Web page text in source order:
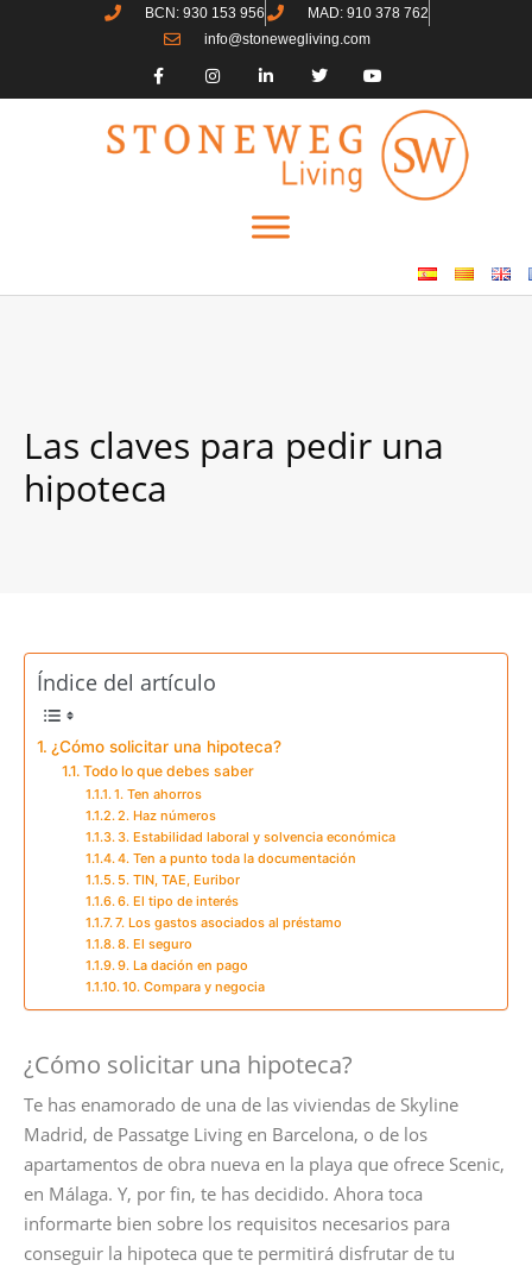
BCN: 930 153 956
MAD: 910 378 762
info@stonewegliving.com
Las claves para pedir una
hipoteca
Índice del artículo
¿Cómo solicitar una hipoteca?
Todo lo que debes saber
1. Ten ahorros
2. Haz números
3. Estabilidad laboral y solvencia económica
4. Ten a punto toda la documentación
5. TIN, TAE, Euribor
6. El tipo de interés
7. Los gastos asociados al préstamo
8. El seguro
9. La dación en pago
10. Compara y negocia
¿Cómo solicitar una hipoteca?
Te has enamorado de una de las viviendas de Skyline
Madrid, de Passatge Living en Barcelona, o de los
apartamentos de obra nueva en la playa que ofrece Scenic,
en Málaga. Y, por fin, te has decidido. Ahora toca
informarte bien sobre los requisitos necesarios para
conseguir la hipoteca que te permitirá disfrutar de tu